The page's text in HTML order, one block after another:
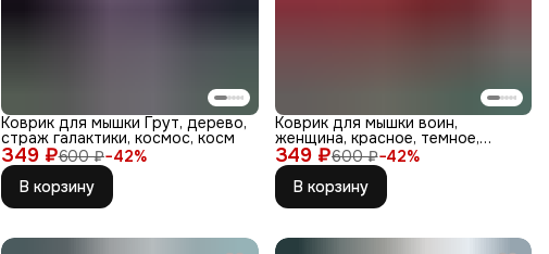
349 ₽600 ₽−42%
Коврик для мышки Грут, дерево,
страж галактики, космос, косм
В корзину
349 ₽600 ₽−42%
Коврик для мышки воин,
женщина, красное, темное,
магия, элек
В корзину